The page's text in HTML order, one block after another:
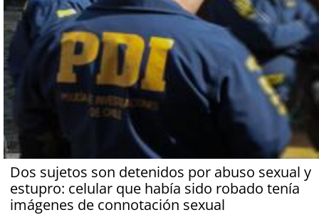
Dos sujetos son detenidos por abuso sexual y
estupro: celular que había sido robado tenía
imágenes de connotación sexual